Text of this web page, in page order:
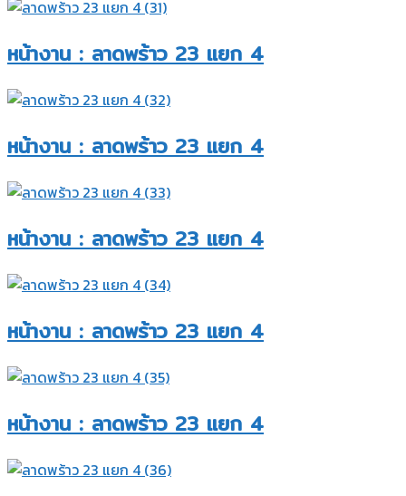
หน้างาน : ลาดพร้าว 23 แยก 4​
หน้างาน : ลาดพร้าว 23 แยก 4​
หน้างาน : ลาดพร้าว 23 แยก 4​
หน้างาน : ลาดพร้าว 23 แยก 4​
หน้างาน : ลาดพร้าว 23 แยก 4​